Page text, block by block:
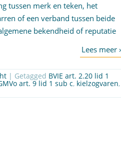
tussen merk en teken, het
of een verband tussen beide
bekendheid of reputatie
| Getagged BVIE art. 2.20 lid 1
art. 9 lid 1 sub c, kielzogvaren,